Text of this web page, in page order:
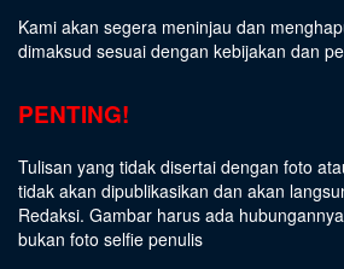
Kami akan segera meninjau dan
dimaksud sesuai dengan kebijakan dan
PENTING!
Tulisan yang tidak disertai dengan foto
tidak akan dipublikasikan dan akan
Redaksi. Gambar harus ada
bukan foto selfie penulis